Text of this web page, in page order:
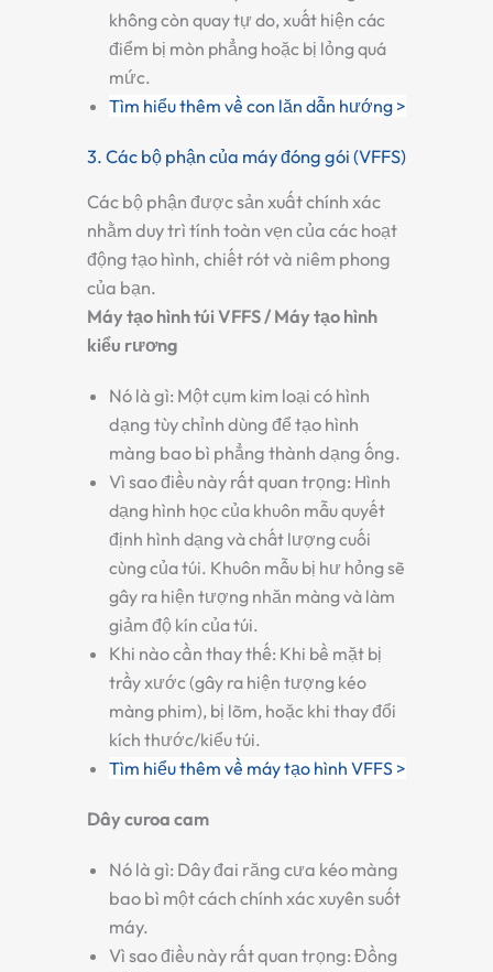
không còn quay tự do, xuất hiện các
điểm bị mòn phẳng hoặc bị lỏng quá
mức.
Tìm hiểu thêm về con lăn dẫn hướng >
3. Các bộ phận của máy đóng gói (VFFS)
Các bộ phận được sản xuất chính xác
nhằm duy trì tính toàn vẹn của các hoạt
động tạo hình, chiết rót và niêm phong
của bạn.
Máy tạo hình túi VFFS / Máy tạo hình
kiểu rương
Nó là gì: Một cụm kim loại có hình
dạng tùy chỉnh dùng để tạo hình
màng bao bì phẳng thành dạng ống.
Vì sao điều này rất quan trọng: Hình
dạng hình học của khuôn mẫu quyết
định hình dạng và chất lượng cuối
cùng của túi. Khuôn mẫu bị hư hỏng sẽ
gây ra hiện tượng nhăn màng và làm
giảm độ kín của túi.
Khi nào cần thay thế: Khi bề mặt bị
trầy xước (gây ra hiện tượng kéo
màng phim), bị lõm, hoặc khi thay đổi
kích thước/kiểu túi.
Tìm hiểu thêm về máy tạo hình VFFS >
Dây curoa cam
Nó là gì: Dây đai răng cưa kéo màng
bao bì một cách chính xác xuyên suốt
máy.
Vì sao điều này rất quan trọng: Đồng